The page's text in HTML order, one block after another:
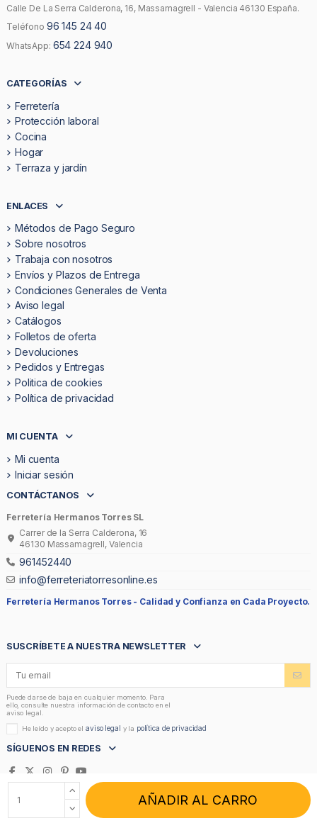
AÑADIR AL CARRO
Calle De La Serra Calderona, 16, Massamagrell - Valencia 46130 España.
Teléfono 96 145 24 40
WhatsApp: 654 224 940
CATEGORÍAS
Ferretería
Protección laboral
Cocina
Hogar
Terraza y jardín
ENLACES
Métodos de Pago Seguro
Sobre nosotros
Trabaja con nosotros
Envíos y Plazos de Entrega
Condiciones Generales de Venta
Aviso legal
Catálogos
Folletos de oferta
Devoluciones
Pedidos y Entregas
Politica de cookies
Política de privacidad
MI CUENTA
Mi cuenta
Iniciar sesión
CONTÁCTANOS
Ferretería Hermanos Torres SL
Carrer de la Serra Calderona, 16
46130 Massamagrell, Valencia
961452440
info@ferreteriatorresonline.es
Ferretería Hermanos Torres - Calidad y Confianza en Cada Proyecto.
SUSCRÍBETE A NUESTRA NEWSLETTER
Puede darse de baja en cualquier momento. Para
ello, consulte nuestra información de contacto en el
aviso legal.
He leído y acepto elaviso legal y la política de privacidad
SÍGUENOS EN REDES